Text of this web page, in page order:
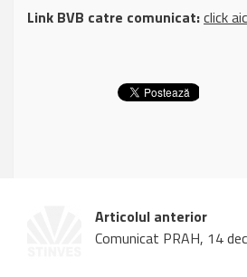
Link BVB catre comunicat:click
Articolul anterior
Comunicat PRAH, 14